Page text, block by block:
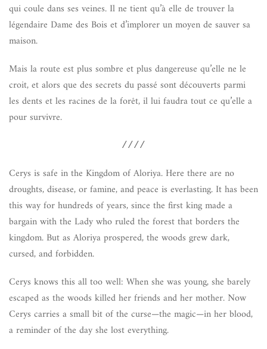
qui coule dans ses veines. Il ne tient qu’à elle de trouver la
légendaire Dame des Bois et d’implorer un moyen de sauver sa
maison.
Mais la route est plus sombre et plus dangereuse qu’elle ne le
croit, et alors que des secrets du passé sont découverts parmi
les dents et les racines de la forêt, il lui faudra tout ce qu’elle a
pour survivre.
////
Cerys is safe in the Kingdom of Aloriya. Here there are no
droughts, disease, or famine, and peace is everlasting. It has been
this way for hundreds of years, since the first king made a
bargain with the Lady who ruled the forest that borders the
kingdom. But as Aloriya prospered, the woods grew dark,
cursed, and forbidden.
Cerys knows this all too well: When she was young, she barely
escaped as the woods killed her friends and her mother. Now
Cerys carries a small bit of the curse—the magic—in her blood,
a reminder of the day she lost everything.